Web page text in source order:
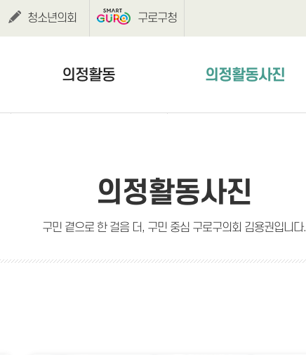
청소년의회 구로구청
의정활동 의정활동사진
의정활동사진
구민 곁으로 한 걸음 더, 구민 중심 구로구의회 김용권입니다.